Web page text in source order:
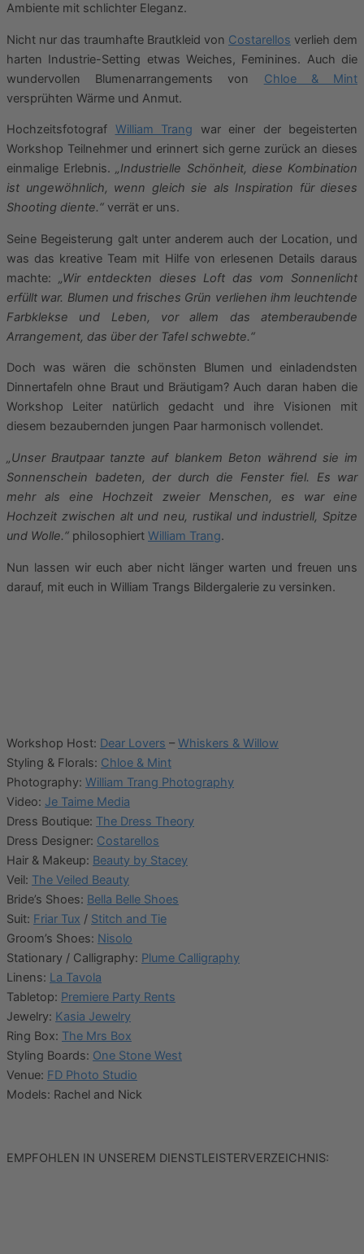
Ambiente mit schlichter Eleganz.
Nicht nur das traumhafte Brautkleid von Costarellos verlieh dem
harten Industrie-Setting etwas Weiches, Feminines. Auch die
wundervollen Blumenarrangements von Chloe & Mint
versprühten Wärme und Anmut.
Hochzeitsfotograf William Trang war einer der begeisterten
Workshop Teilnehmer und erinnert sich gerne zurück an dieses
einmalige Erlebnis. „Industrielle Schönheit, diese Kombination
ist ungewöhnlich, wenn gleich sie als Inspiration für dieses
Shooting diente.“ verrät er uns.
Seine Begeisterung galt unter anderem auch der Location, und
was das kreative Team mit Hilfe von erlesenen Details daraus
machte: „Wir entdeckten dieses Loft das vom Sonnenlicht
erfüllt war. Blumen und frisches Grün verliehen ihm leuchtende
Farbklekse und Leben, vor allem das atemberaubende
Arrangement, das über der Tafel schwebte.“
Doch was wären die schönsten Blumen und einladendsten
Dinnertafeln ohne Braut und Bräutigam? Auch daran haben die
Workshop Leiter natürlich gedacht und ihre Visionen mit
diesem bezaubernden jungen Paar harmonisch vollendet.
„Unser Brautpaar tanzte auf blankem Beton während sie im
Sonnenschein badeten, der durch die Fenster fiel. Es war
mehr als eine Hochzeit zweier Menschen, es war eine
Hochzeit zwischen alt und neu, rustikal und industriell, Spitze
und Wolle.“ philosophiert William Trang.
Nun lassen wir euch aber nicht länger warten und freuen uns
darauf, mit euch in William Trangs Bildergalerie zu versinken.
Workshop Host: Dear Lovers – Whiskers & Willow
Styling & Florals: Chloe & Mint
Photography: William Trang Photography
Video: Je Taime Media
Dress Boutique: The Dress Theory
Dress Designer: Costarellos
Hair & Makeup: Beauty by Stacey
Veil: The Veiled Beauty
Bride’s Shoes: Bella Belle Shoes
Suit: Friar Tux / Stitch and Tie
Groom’s Shoes: Nisolo
Stationary / Calligraphy: Plume Calligraphy
Linens: La Tavola
Tabletop: Premiere Party Rents
Jewelry: Kasia Jewelry
Ring Box: The Mrs Box
Styling Boards: One Stone West
Venue: FD Photo Studio
Models: Rachel and Nick
EMPFOHLEN IN UNSEREM DIENSTLEISTERVERZEICHNIS: